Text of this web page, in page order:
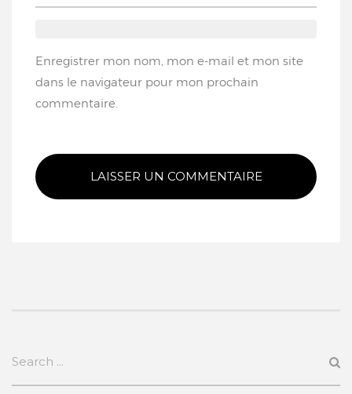
Enregistrer mon nom, mon e-mail et mon site
dans le navigateur pour mon prochain
commentaire.